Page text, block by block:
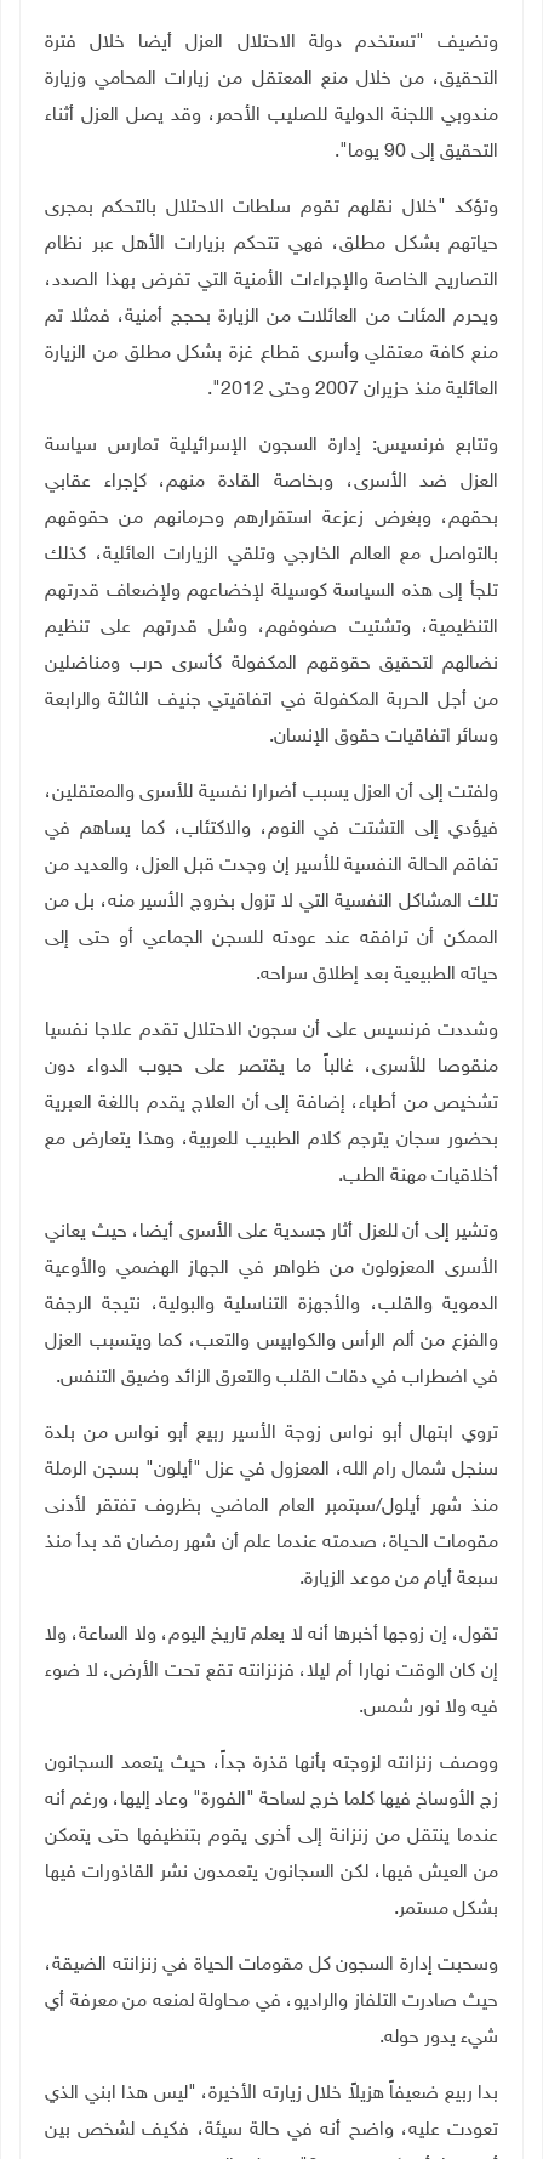
وتضيف "تستخدم دولة الاحتلال العزل أيضا خلال فترة
التحقيق، من خلال منع المعتقل من زيارات المحامي وزيارة
مندوبي اللجنة الدولية للصليب الأحمر، وقد يصل العزل أثناء
التحقيق إلى 90 يوما"
.
وتؤكد "خلال نقلهم تقوم سلطات الاحتلال بالتحكم بمجرى
حياتهم بشكل مطلق، فهي تتحكم بزيارات الأهل عبر نظام
التصاريح الخاصة والإجراءات الأمنية التي تفرض بهذا الصدد،
ويحرم المئات من العائلات من الزيارة بحجج أمنية، فمثلا تم
منع كافة معتقلي وأسرى قطاع غزة بشكل مطلق من الزيارة
العائلية منذ حزيران 2007 وحتى 2012".
وتتابع فرنسيس: إدارة السجون الإسرائيلية تمارس سياسة
العزل ضد الأسرى، وبخاصة القادة منهم، كإجراء عقابي
بحقهم، وبغرض زعزعة استقرارهم وحرمانهم من حقوقهم
بالتواصل مع العالم الخارجي وتلقي الزيارات العائلية، كذلك
تلجأ إلى هذه السياسة كوسيلة لإخضاعهم ولإضعاف قدرتهم
التنظيمية، وتشتيت صفوفهم، وشل قدرتهم على تنظيم
نضالهم لتحقيق حقوقهم المكفولة كأسرى حرب ومناضلين
من أجل الحربة المكفولة في اتفاقيتي جنيف الثالثة والرابعة
وسائر اتفاقيات حقوق الإنسان.
ولفتت إلى أن العزل يسبب أضرارا نفسية للأسرى والمعتقلين،
فيؤدي إلى التشتت في النوم، والاكتئاب، كما يساهم في
تفاقم الحالة النفسية للأسير إن وجدت قبل العزل، والعديد من
تلك المشاكل النفسية التي لا تزول بخروج الأسير منه، بل من
الممكن أن ترافقه عند عودته للسجن الجماعي أو حتى إلى
حياته الطبيعية بعد إطلاق سراحه.
وشددت فرنسيس على أن سجون الاحتلال تقدم علاجا نفسيا
منقوصا للأسرى، غالباً ما يقتصر على حبوب الدواء دون
تشخيص من أطباء، إضافة إلى أن العلاج يقدم باللغة العبرية
بحضور سجان يترجم كلام الطبيب للعربية، وهذا يتعارض مع
أخلاقيات مهنة الطب.
وتشير إلى أن للعزل أثار جسدية على الأسرى أيضا، حيث يعاني
الأسرى المعزولون من ظواهر في الجهاز الهضمي والأوعية
الدموية والقلب، والأجهزة التناسلية والبولية، نتيجة الرجفة
والفزع من ألم الرأس والكوابيس والتعب، كما ويتسبب العزل
في اضطراب في دقات القلب والتعرق الزائد وضيق التنفس.
تروي ابتهال أبو نواس زوجة الأسير ربيع أبو نواس من بلدة
سنجل شمال رام الله، المعزول في عزل "أيلون" بسجن الرملة
منذ شهر أيلول/سبتمبر العام الماضي بظروف تفتقر لأدنى
مقومات الحياة، صدمته عندما علم أن شهر رمضان قد بدأ منذ
سبعة أيام من موعد الزيارة.
تقول، إن زوجها أخبرها أنه لا يعلم تاريخ اليوم، ولا الساعة، ولا
إن كان الوقت نهارا أم ليلا، فزنزانته تقع تحت الأرض، لا ضوء
فيه ولا نور شمس.
ووصف زنزانته لزوجته بأنها قذرة جداً، حيث يتعمد السجانون
زج الأوساخ فيها كلما خرج لساحة "الفورة" وعاد إليها، ورغم أنه
عندما ينتقل من زنزانة إلى أخرى يقوم بتنظيفها حتى يتمكن
من العيش فيها، لكن السجانون يتعمدون نشر القاذورات فيها
بشكل مستمر.
وسحبت إدارة السجون كل مقومات الحياة في زنزانته الضيقة،
حيث صادرت التلفاز والراديو، في محاولة لمنعه من معرفة أي
شيء يدور حوله.
بدا ربيع ضعيفاً هزيلاً خلال زيارته الأخيرة، "ليس هذا ابني الذي
تعودت عليه، واضح أنه في حالة سيئة، فكيف لشخص بين